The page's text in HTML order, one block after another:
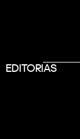
EDITORIAS